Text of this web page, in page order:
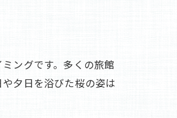
ングです。多くの旅館
夕日を浴びた桜の姿は